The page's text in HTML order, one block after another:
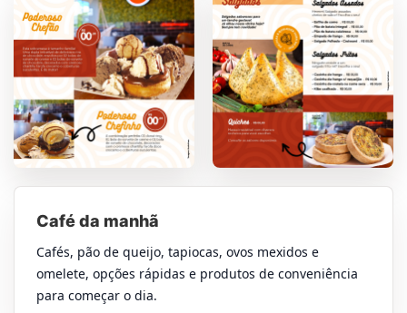
Café da manhã
Cafés, pão de queijo, tapiocas, ovos mexidos e
omelete, opções rápidas e produtos de conveniência
para começar o dia.